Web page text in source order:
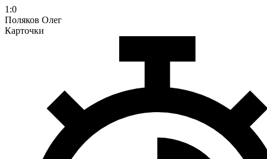
1:0
Поляков Олег
Карточки